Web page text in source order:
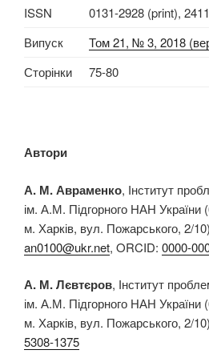
ISSN
0131-2928 (print),
Випуск
Том 21, № 3, 2018
Сторінки
75-80
Автори
А. М. Авраменко, Інститут
ім. А.М. Підгорного НАН України
м. Харків, вул. Пожарського, 2/
an0100@ukr.net, ORCID: 0000-
А. М. Лєвтєров, Інститут
ім. А.М. Підгорного НАН України
м. Харків, вул. Пожарського, 2/
5308-1375